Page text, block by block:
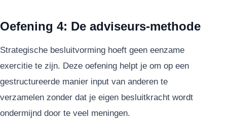
Oefening 4: De adviseurs-methode
Strategische besluitvorming hoeft geen eenzame
exercitie te zijn. Deze oefening helpt je om op een
gestructureerde manier input van anderen te
verzamelen zonder dat je eigen besluitkracht wordt
ondermijnd door te veel meningen.